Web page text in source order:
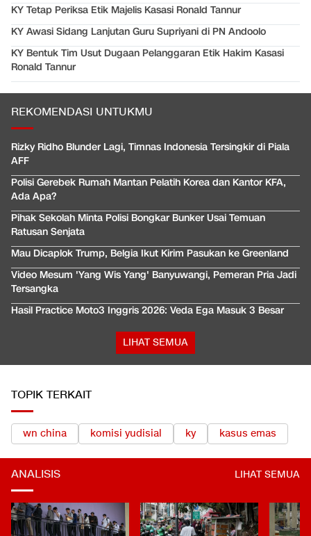
KY Tetap Periksa Etik Majelis Kasasi Ronald Tannur
KY Awasi Sidang Lanjutan Guru Supriyani di PN Andoolo
KY Bentuk Tim Usut Dugaan Pelanggaran Etik Hakim Kasasi
Ronald Tannur
REKOMENDASI UNTUKMU
Rizky Ridho Blunder Lagi, Timnas Indonesia Tersingkir di Piala
AFF
Polisi Gerebek Rumah Mantan Pelatih Korea dan Kantor KFA,
Ada Apa?
Pihak Sekolah Minta Polisi Bongkar Bunker Usai Temuan
Ratusan Senjata
Mau Dicaplok Trump, Belgia Ikut Kirim Pasukan ke Greenland
Video Mesum 'Yang Wis Yang' Banyuwangi, Pemeran Pria Jadi
Tersangka
Hasil Practice Moto3 Inggris 2026: Veda Ega Masuk 3 Besar
LIHAT SEMUA
TOPIK TERKAIT
wn china komisi yudisial ky kasus emas
ANALISIS LIHAT SEMUA